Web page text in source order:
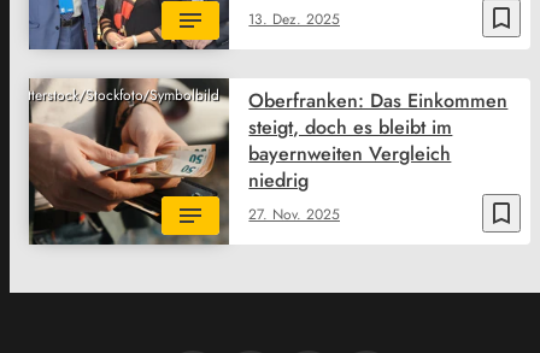
bookmark_border
13. Dez. 2025
Shutterstock/Stockfoto/Symbolbild
bookmark_border
27. Nov. 2025
Oberfranken: Das Einkommen
steigt, doch es bleibt im
bayernweiten Vergleich
niedrig